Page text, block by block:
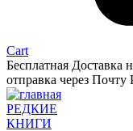
Cart
Бесплатная Доставка
отправка через
РЕДКИЕ
КНИГИ